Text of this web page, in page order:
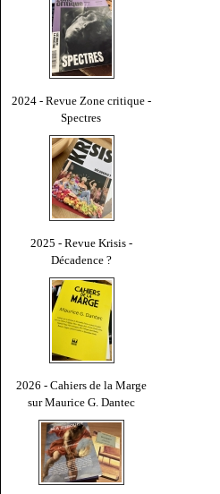
2024 - Revue Zone critique -
Spectres
2025 - Revue Krisis -
Décadence ?
2026 - Cahiers de la Marge
sur Maurice G. Dantec